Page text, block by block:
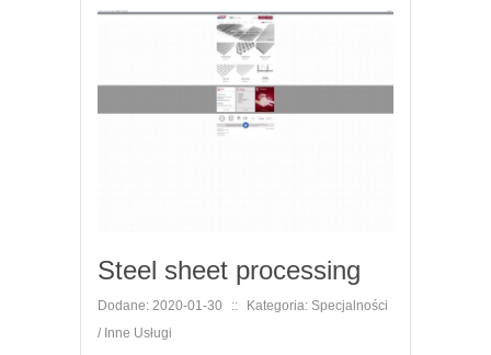
Steel sheet processing
Dodane: 2020-01-30 ::
Kategoria: Specjalności
/ Inne Usługi